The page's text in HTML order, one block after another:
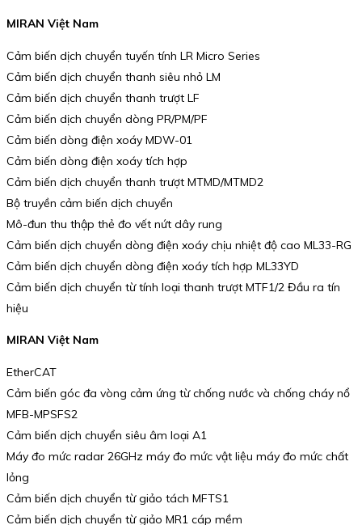
MIRAN Việt Nam
Cảm biến dịch chuyển tuyến tính LR Micro Series
Cảm biến dịch chuyển thanh siêu nhỏ LM
Cảm biến dịch chuyển thanh trượt LF
Cảm biến dịch chuyển dòng PR/PM/PF
Cảm biến dòng điện xoáy MDW-01
Cảm biến dòng điện xoáy tích hợp
Cảm biến dịch chuyển thanh trượt MTMD/MTMD2
Bộ truyền cảm biến dịch chuyển
Mô-đun thu thập thẻ đo vết nứt dây rung
Cảm biến dịch chuyển dòng điện xoáy chịu nhiệt độ cao ML33-RG
Cảm biến dịch chuyển dòng điện xoáy tích hợp ML33YD
Cảm biến dịch chuyển từ tính loại thanh trượt MTF1/2 Đầu ra tín
hiệu
MIRAN Việt Nam
EtherCAT
Cảm biến góc đa vòng cảm ứng từ chống nước và chống cháy nổ
MFB-MPSFS2
Cảm biến dịch chuyển siêu âm loại A1
Máy đo mức radar 26GHz máy đo mức vật liệu máy đo mức chất
lỏng
Cảm biến dịch chuyển từ giảo tách MFTS1
Cảm biến dịch chuyển từ giảo MR1 cáp mềm